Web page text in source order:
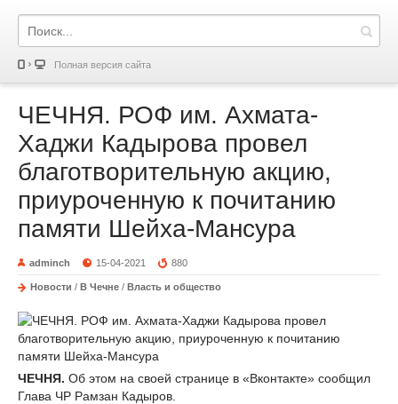
Полная версия сайта
ЧЕЧНЯ. РОФ им. Ахмата-
Хаджи Кадырова провел
благотворительную акцию,
приуроченную к почитанию
памяти Шейха-Мансура
adminch 15-04-2021 880
Новости / В Чечне / Власть и общество
ЧЕЧНЯ. Об этом на своей странице в «Вконтакте» сообщил
Глава ЧР Рамзан Кадыров.